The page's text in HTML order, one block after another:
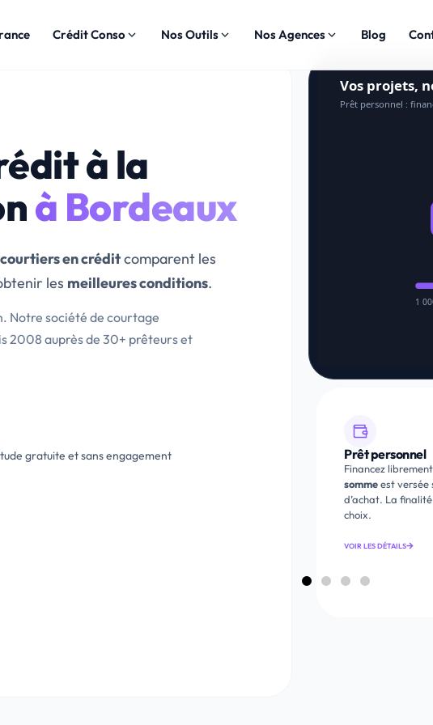
Crédit Conso Nos Outils Nos Agences Blog
à la
à Bordeaux
courtiers en créditcomparent les
les meilleures conditions.
Notre société de courtage
2008 auprès de 30+ prêteurs et
gratuite et sans engagement
Vos projets,
Prêt personnel :
1
Prêt personnel Crédit affecté
Achat auto,
crédit affecté est
Taux souvent plus